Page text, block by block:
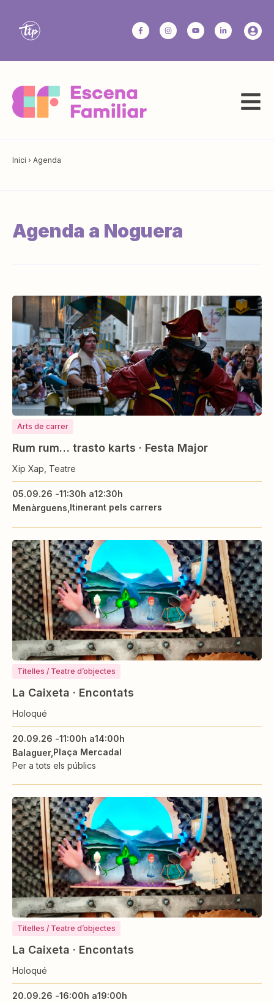
Inici › Agenda
Agenda a Noguera
Arts de carrer
Rum rum… trasto karts · Festa Major
Xip Xap, Teatre
05.09.26 -11:30h a12:30h
Menàrguens Itinerant pels carrers
Titelles / Teatre d’objectes
La Caixeta · Encontats
Holoqué
20.09.26 -11:00h a14:00h
Balaguer Plaça Mercadal
Per a tots els públics
Titelles / Teatre d’objectes
La Caixeta · Encontats
Holoqué
20.09.26 -16:00h a19:00h